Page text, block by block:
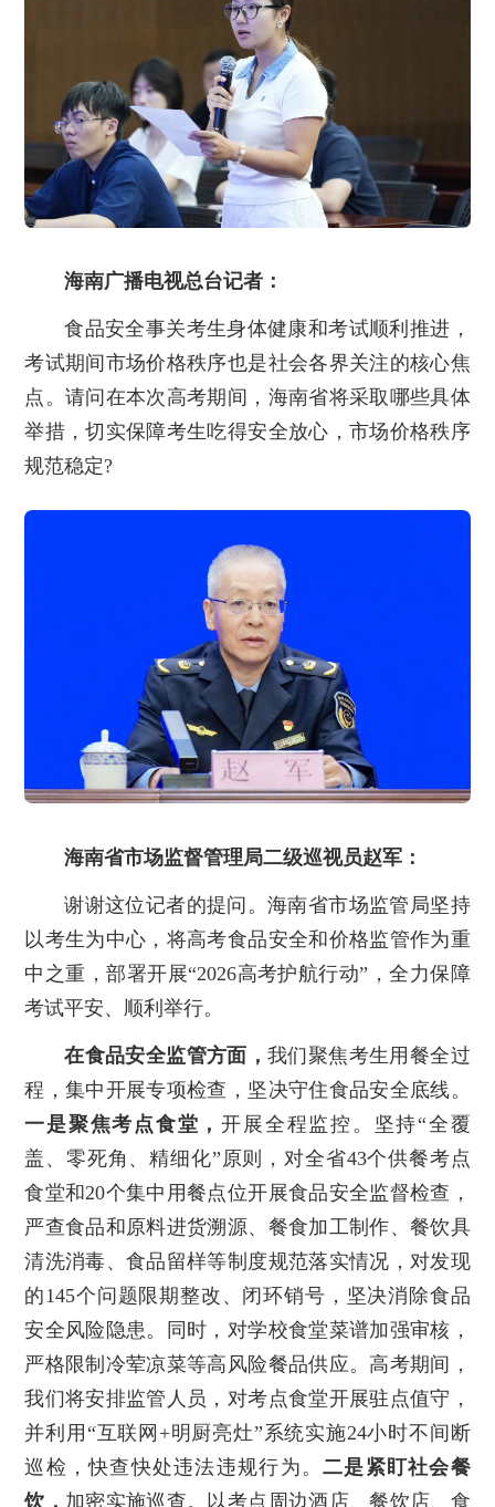
海南广播电视总台记者：
食品安全事关考生身体健康和考试顺利推进，
考试期间市场价格秩序也是社会各界关注的核心焦
点。请问在本次高考期间，海南省将采取哪些具体
举措，切实保障考生吃得安全放心，市场价格秩序
规范稳定?
海南省市场监督管理局二级巡视员赵军：
谢谢这位记者的提问。海南省市场监管局坚持
以考生为中心，将高考食品安全和价格监管作为重
中之重，部署开展“2026高考护航行动”，全力保障
考试平安、顺利举行。
在食品安全监管方面，我们聚焦考生用餐全过
程，集中开展专项检查，坚决守住食品安全底线。
一是聚焦考点食堂，开展全程监控。坚持“全覆
盖、零死角、精细化”原则，对全省43个供餐考点
食堂和20个集中用餐点位开展食品安全监督检查，
严查食品和原料进货溯源、餐食加工制作、餐饮具
清洗消毒、食品留样等制度规范落实情况，对发现
的145个问题限期整改、闭环销号，坚决消除食品
安全风险隐患。同时，对学校食堂菜谱加强审核，
严格限制冷荤凉菜等高风险餐品供应。高考期间，
我们将安排监管人员，对考点食堂开展驻点值守，
并利用“互联网+明厨亮灶”系统实施24小时不间断
巡检，快查快处违法违规行为。二是紧盯社会餐
饮， 加密实施巡查。以考点周边酒店、餐饮店、食